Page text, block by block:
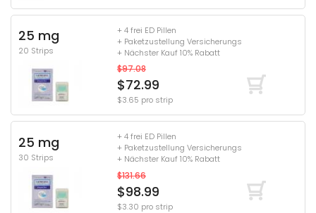
25 mg
20 Strips
+ 4 frei ED Pillen
+ Paketzustellung Versicherungs
+ Nächster Kauf 10% Rabatt
$97.08
$72.99
$3.65 pro strip
25 mg
30 Strips
+ 4 frei ED Pillen
+ Paketzustellung Versicherungs
+ Nächster Kauf 10% Rabatt
$131.66
$98.99
$3.30 pro strip